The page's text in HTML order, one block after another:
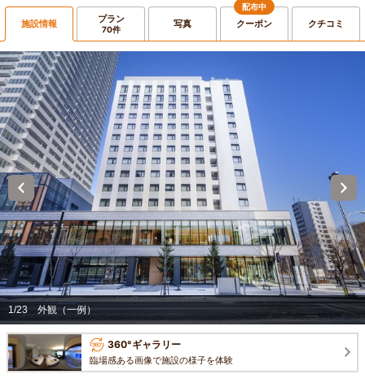
施設情報 プラン
70件 写真
配布中
クーポン クチコミ
1/23 外観（一例）
360°ギャラリー
臨場感ある画像で施設の様子を体験